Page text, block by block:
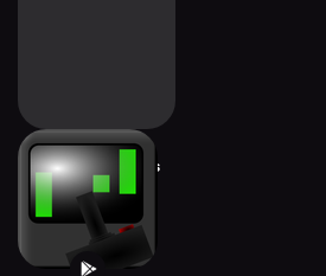
Dad's Old Games